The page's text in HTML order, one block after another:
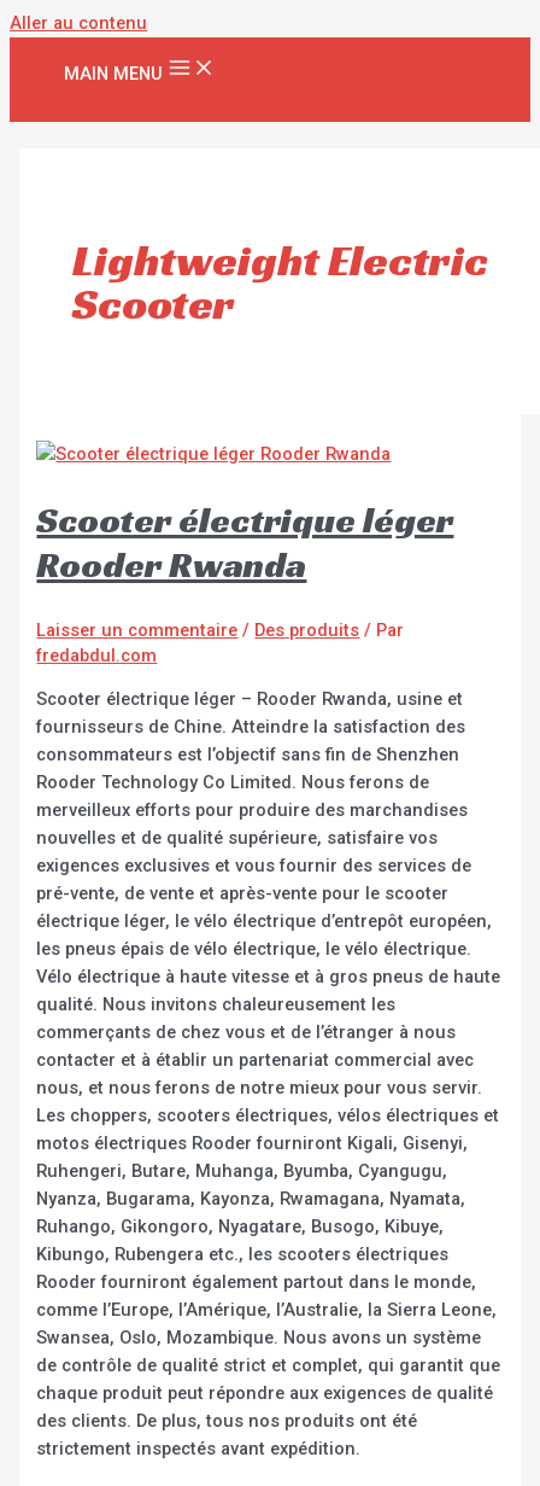
Aller au contenu
MAIN MENU
Lightweight Electric
Scooter
Scooter électrique léger
Rooder Rwanda
Laisser un commentaire / Des produits / Par
fredabdul.com
Scooter électrique léger – Rooder Rwanda, usine et
fournisseurs de Chine. Atteindre la satisfaction des
consommateurs est l’objectif sans fin de Shenzhen
Rooder Technology Co Limited. Nous ferons de
merveilleux efforts pour produire des marchandises
nouvelles et de qualité supérieure, satisfaire vos
exigences exclusives et vous fournir des services de
pré-vente, de vente et après-vente pour le scooter
électrique léger, le vélo électrique d’entrepôt européen,
les pneus épais de vélo électrique, le vélo électrique.
Vélo électrique à haute vitesse et à gros pneus de haute
qualité. Nous invitons chaleureusement les
commerçants de chez vous et de l’étranger à nous
contacter et à établir un partenariat commercial avec
nous, et nous ferons de notre mieux pour vous servir.
Les choppers, scooters électriques, vélos électriques et
motos électriques Rooder fourniront Kigali, Gisenyi,
Ruhengeri, Butare, Muhanga, Byumba, Cyangugu,
Nyanza, Bugarama, Kayonza, Rwamagana, Nyamata,
Ruhango, Gikongoro, Nyagatare, Busogo, Kibuye,
Kibungo, Rubengera etc., les scooters électriques
Rooder fourniront également partout dans le monde,
comme l’Europe, l’Amérique, l’Australie, la Sierra Leone,
Swansea, Oslo, Mozambique. Nous avons un système
de contrôle de qualité strict et complet, qui garantit que
chaque produit peut répondre aux exigences de qualité
des clients. De plus, tous nos produits ont été
strictement inspectés avant expédition.